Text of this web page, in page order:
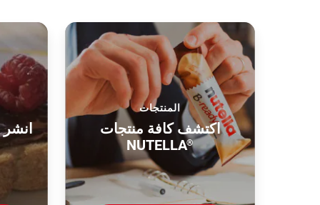
المنتجات
اكتشف كافة منتجات
NUTELLA®
انشر